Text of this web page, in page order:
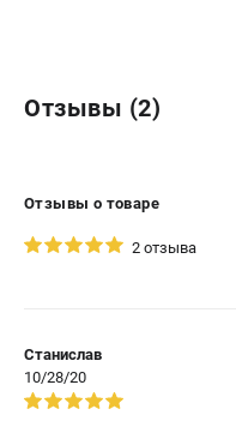
Отзывы (2)
Отзывы о товаре
2 отзыва
Станислав
10/28/20